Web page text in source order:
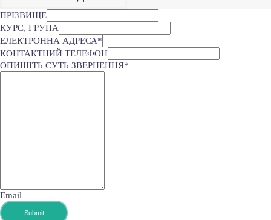
ПРІЗВИЩЕ
КУРС, ГРУПА
ЕЛЕКТРОННА АДРЕСА*
КОНТАКТНИЙ ТЕЛЕФОН
ОПИШІТЬ СУТЬ ЗВЕРНЕННЯ*
Email
ВІДПРАВИТИ
Submit